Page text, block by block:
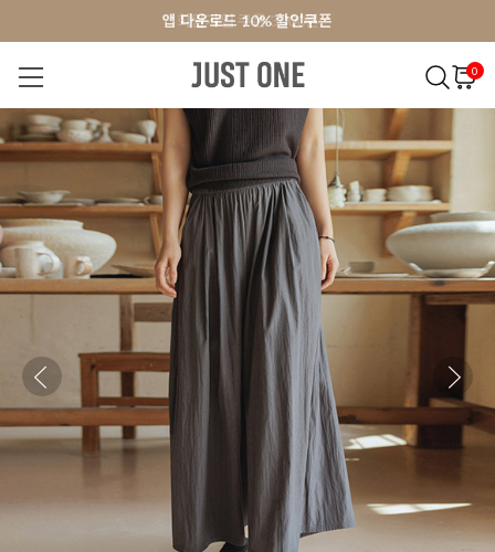
앱 다운로드 10% 할인쿠폰
회원가입 쿠폰 3000원
앱 다운로드 10% 할인쿠폰
회원가입 쿠폰 3000원
0
NEW 7% BEST 오늘출발 MADE . J